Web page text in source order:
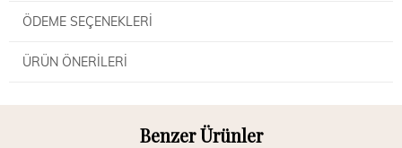
ÖDEME SEÇENEKLERI
ÜRÜN ÖNERILERI
Benzer Ürünler